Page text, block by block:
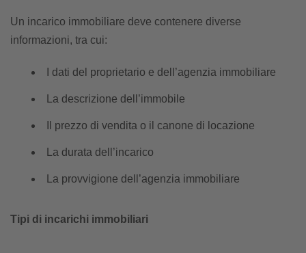
Un incarico immobiliare deve contenere diverse
informazioni, tra cui:
I dati del proprietario e dell’agenzia immobiliare
La descrizione dell’immobile
Il prezzo di vendita o il canone di locazione
La durata dell’incarico
La provvigione dell’agenzia immobiliare
Tipi di incarichi immobiliari